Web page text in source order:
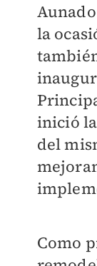
la
inició
del
Como